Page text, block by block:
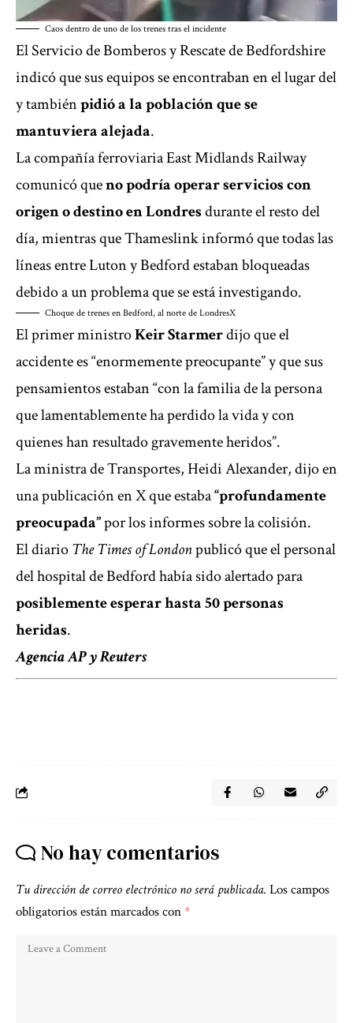
Caos dentro de uno de los trenes tras el incidente
El Servicio de Bomberos y Rescate de Bedfordshire
‌indicó que sus equipos se encontraban en el ⁠lugar del
y tambiénpidió a la población que se
mantuviera alejada.
La compañía ferroviaria East Midlands Railway
comunicó queno podría operar servicios con
origen o destino en Londresdurante el resto del
día, mientras que Thameslink informó que todas las
líneas entre Luton y Bedford estaban bloqueadas
debido a un problema que se está investigando.
Choque de trenes en Bedford, al norte de LondresX
El primer ministroKeir Starmerdijo que el
accidente es “enormemente preocupante” y que sus
pensamientos estaban “con la familia de la persona
que lamentablemente ha perdido la vida y con
quienes han resultado gravemente heridos”.
La ministra de Transportes, Heidi Alexander, dijo en
una publicación en X que estaba“profundamente
preocupada”por los informes sobre la colisión.
El diarioThe Times of Londonpublicó que el personal
del hospital de Bedford había sido alertado para
posiblemente esperar hasta 50 personas
heridas.
Agencia AP y Reuters
No hay comentarios
Tu dirección de correo electrónico no será publicada. Los campos
obligatorios están marcados con*